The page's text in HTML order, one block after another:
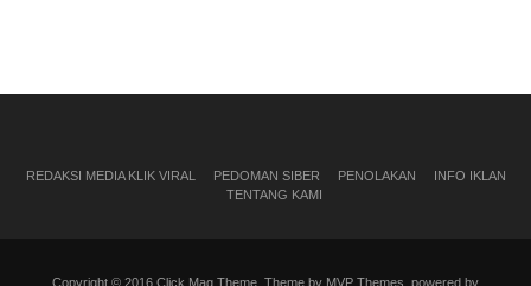
REDAKSI MEDIA KLIK VIRAL PEDOMAN SIBER PENOLAKAN
INFO IKLAN
TENTANG KAMI
Copyright © 2016 Click Mag Theme. Theme by MVP Themes, powered by